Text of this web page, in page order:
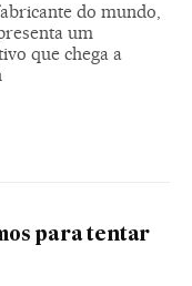
do mundo,
um
que chega a
para tentar